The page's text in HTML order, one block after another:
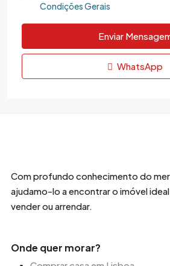
Condições Gerais
Enviar
WhatsApp
Com profundo conhecimento do
ajudamo-lo a encontrar o imóvel
vender ou arrendar.
Onde quer morar?